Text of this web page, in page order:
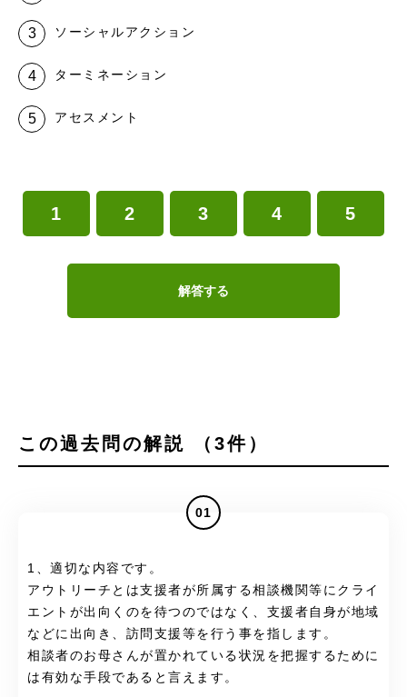
ソーシャルアクション
ターミネーション
アセスメント
1 2 3 4 5
解答する
この過去問の解説 （3件）
01
1、適切な内容です。
アウトリーチとは支援者が所属する相談機関等にクライ
エントが出向くのを待つのではなく、支援者自身が地域
などに出向き、訪問支援等を行う事を指します。
相談者のお母さんが置かれている状況を把握するために
は有効な手段であると言えます。